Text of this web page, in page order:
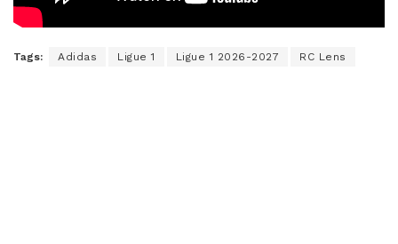
Tags: Adidas Ligue 1 Ligue 1 2026-2027 RC Lens